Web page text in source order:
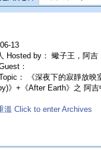
13
Hosted by： 蠍子王，阿吉
：
： 《深夜下的寂靜放映
》+《After Earth》之 阿吉
溫 Click to enter Archives